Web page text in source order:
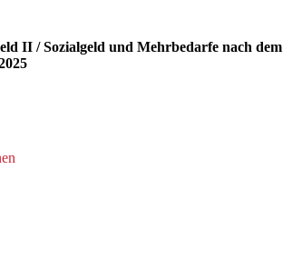
II / Sozialgeld und Mehrbedarfe nach dem